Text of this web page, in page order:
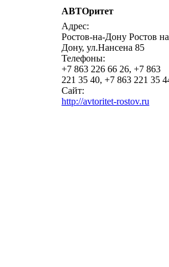
АВТОритет
Адрес:
Ростов-на-Дону Ростов на
Дону, ул.Нансена 85
Телефоны:
+7 863 226 66 26, +7 863
221 35 40, +7 863 221 35
Сайт:
http://avtoritet-rostov.ru